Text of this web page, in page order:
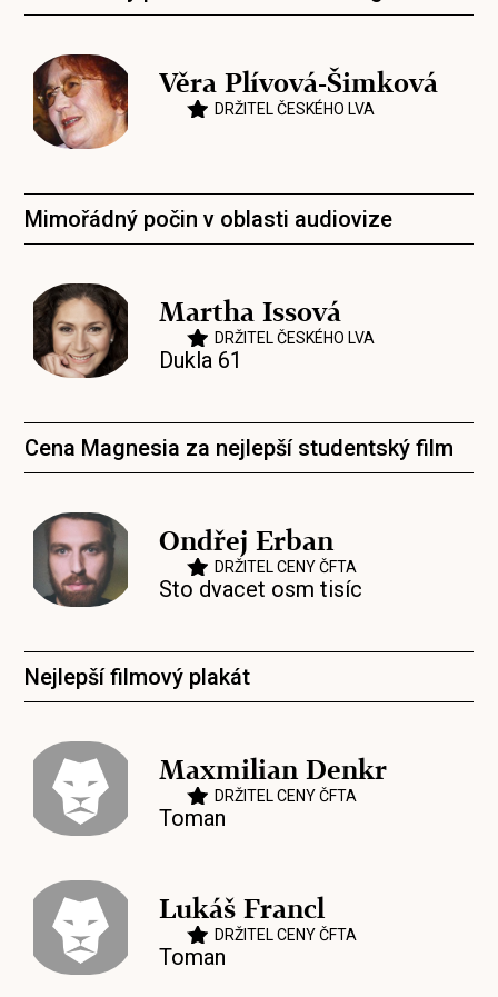
Věra Plívová-Šimková
DRŽITEL ČESKÉHO LVA
Mimořádný počin v oblasti audiovize
Martha Issová
DRŽITEL ČESKÉHO LVA
Dukla 61
Cena Magnesia za nejlepší studentský film
Ondřej Erban
DRŽITEL CENY ČFTA
Sto dvacet osm tisíc
Nejlepší filmový plakát
Maxmilian Denkr
DRŽITEL CENY ČFTA
Toman
Lukáš Francl
DRŽITEL CENY ČFTA
Toman